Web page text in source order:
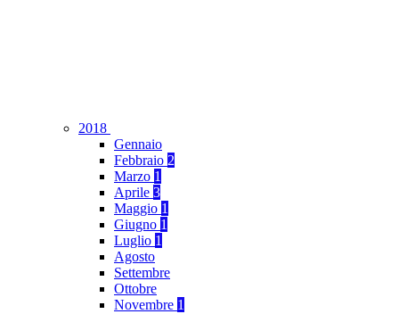
2018
Gennaio
Febbraio 2
Marzo 1
Aprile 3
Maggio 1
Giugno 1
Luglio 1
Agosto
Settembre
Ottobre
Novembre 1